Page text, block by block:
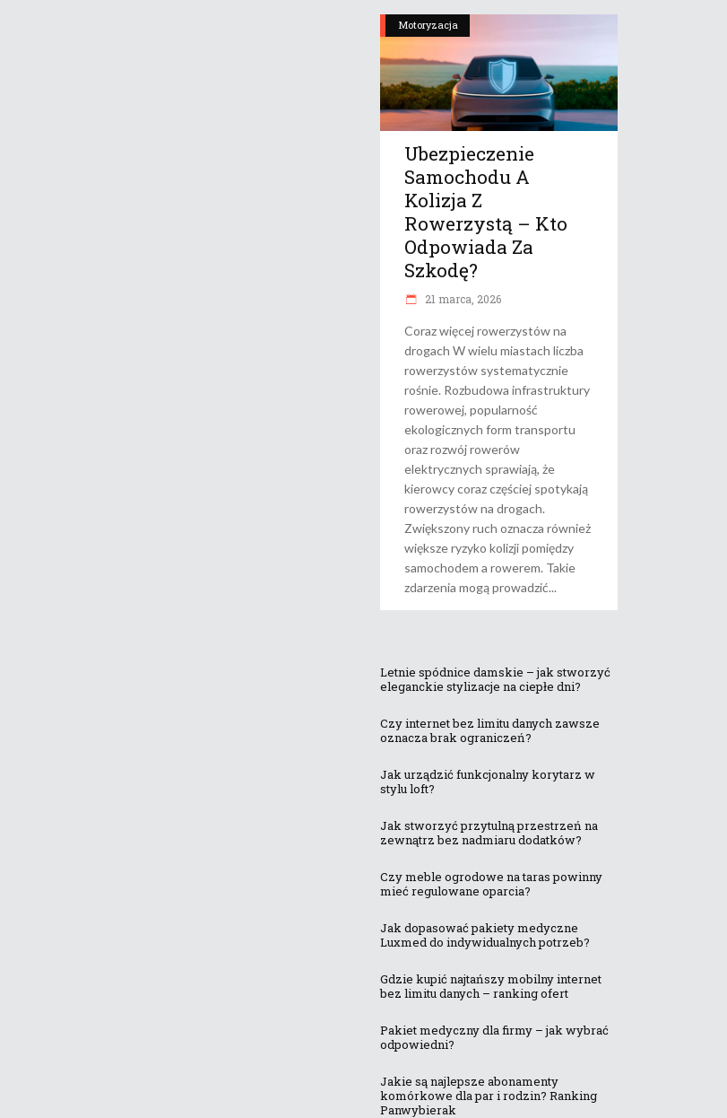
Motoryzacja
Ubezpieczenie
Samochodu A
Kolizja Z
Rowerzystą – Kto
Odpowiada Za
Szkodę?
21 marca, 2026
Coraz więcej rowerzystów na
drogach W wielu miastach liczba
rowerzystów systematycznie
rośnie. Rozbudowa infrastruktury
rowerowej, popularność
ekologicznych form transportu
oraz rozwój rowerów
elektrycznych sprawiają, że
kierowcy coraz częściej spotykają
rowerzystów na drogach.
Zwiększony ruch oznacza również
większe ryzyko kolizji pomiędzy
samochodem a rowerem. Takie
zdarzenia mogą prowadzić
Letnie spódnice damskie – jak stworzyć
eleganckie stylizacje na ciepłe dni?
Czy internet bez limitu danych zawsze
oznacza brak ograniczeń?
Jak urządzić funkcjonalny korytarz w
stylu loft?
Jak stworzyć przytulną przestrzeń na
zewnątrz bez nadmiaru dodatków?
Czy meble ogrodowe na taras powinny
mieć regulowane oparcia?
Jak dopasować pakiety medyczne
Luxmed do indywidualnych potrzeb?
Gdzie kupić najtańszy mobilny internet
bez limitu danych – ranking ofert
Pakiet medyczny dla firmy – jak wybrać
odpowiedni?
Jakie są najlepsze abonamenty
komórkowe dla par i rodzin? Ranking
Panwybierak